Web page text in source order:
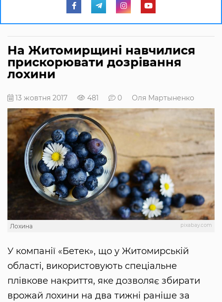
На Житомирщині навчилися
прискорювати дозрівання
лохини
13 жовтня 2017 481 0 Оля Мартыненко
pixabay.com
Лохина
У компанії «Бетек», що у Житомирській
області, використовують спеціальне
плівкове накриття, яке дозволяє збирати
врожай лохини на два тижні раніше за